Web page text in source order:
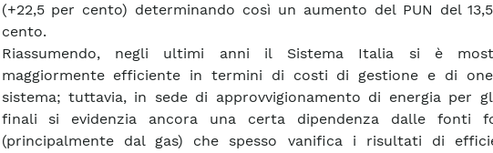
(+22,5 per cento) determinando così un aumento del PUN del
cento.
Riassumendo, negli ultimi anni il Sistema Italia si è
maggiormente efficiente in termini di costi di gestione e di
sistema; tuttavia, in sede di approvvigionamento di energia per
finali si evidenzia ancora una certa dipendenza dalle fonti
(principalmente dal gas) che spesso vanifica i risultati di